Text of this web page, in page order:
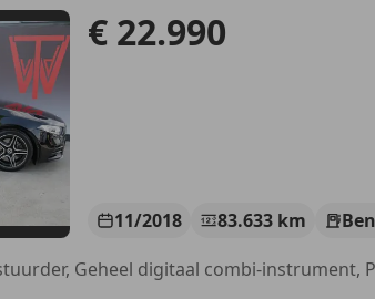
€ 22.990
11/2018 83.633 km